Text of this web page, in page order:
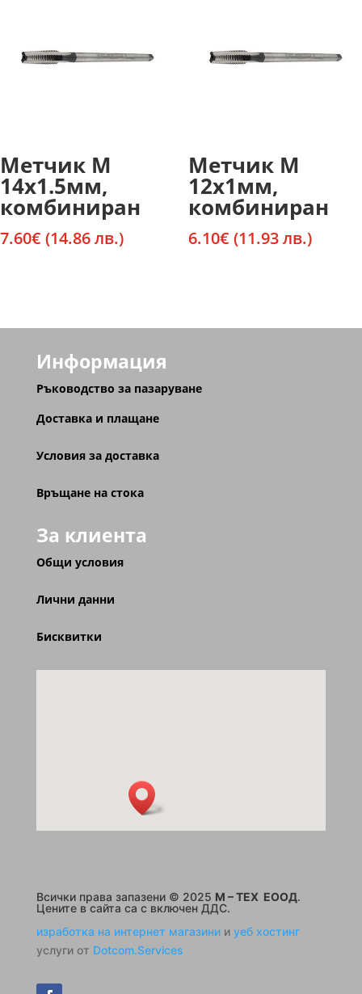
Метчик М
14х1.5мм,
комбиниран
7.60€ (14.86 лв.)
Метчик М
12х1мм,
комбиниран
6.10€ (11.93 лв.)
Информация
Ръководство за пазаруване
Доставка и плащане
Условия за доставка
Връщане на стока
За клиента
Общи условия
Лични данни
Бисквитки
Всички права запазени © 2025 M – TEX ЕООД.
Цените в сайта са с включен ДДС.
изработка на интернет магазинии уеб хостинг
услуги от Dotcom.Services